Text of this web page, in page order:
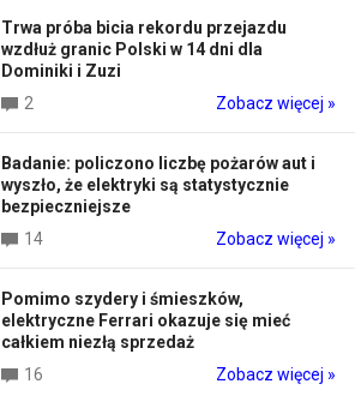
Trwa próba bicia rekordu przejazdu
wzdłuż granic Polski w 14 dni dla
Dominiki i Zuzi
2
Zobacz więcej »
Badanie: policzono liczbę pożarów aut i
wyszło, że elektryki są statystycznie
bezpieczniejsze
14
Zobacz więcej »
Pomimo szydery i śmieszków,
elektryczne Ferrari okazuje się mieć
całkiem niezłą sprzedaż
16
Zobacz więcej »